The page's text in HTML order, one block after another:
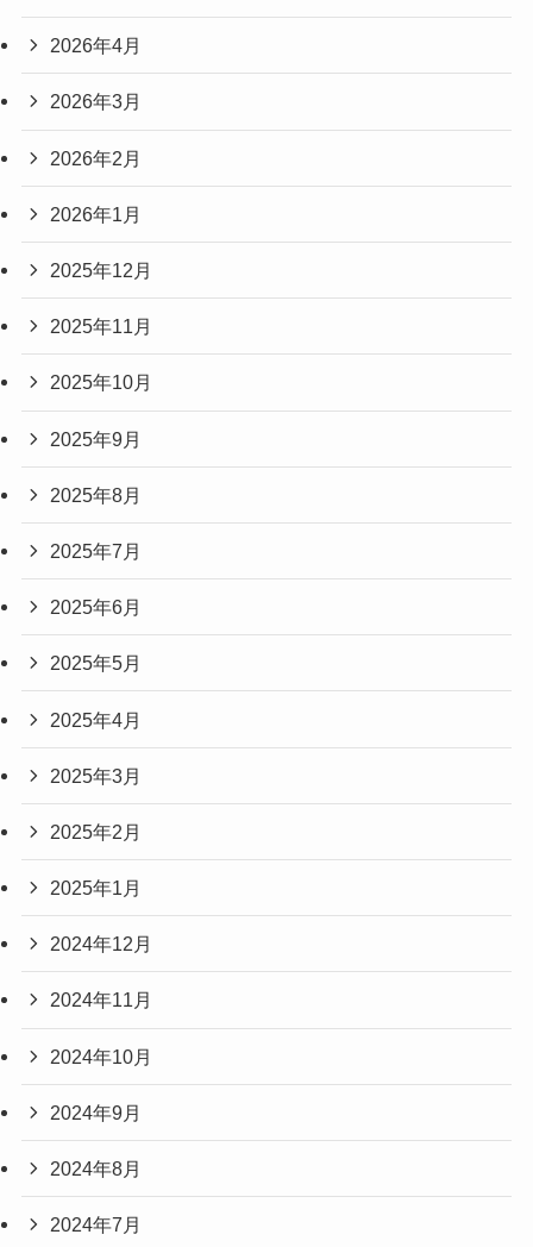
2026年4月
2026年3月
2026年2月
2026年1月
2025年12月
2025年11月
2025年10月
2025年9月
2025年8月
2025年7月
2025年6月
2025年5月
2025年4月
2025年3月
2025年2月
2025年1月
2024年12月
2024年11月
2024年10月
2024年9月
2024年8月
2024年7月